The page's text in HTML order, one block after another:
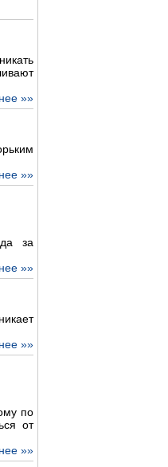
»»
»»
за
»»
»»
по
от
»»